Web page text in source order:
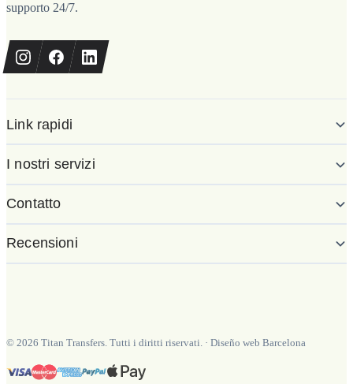
supporto 24/7.
Link rapidi
I nostri servizi
Contatto
Recensioni
© 2026 Titan Transfers. Tutti i diritti riservati. · Diseño web Barcelona